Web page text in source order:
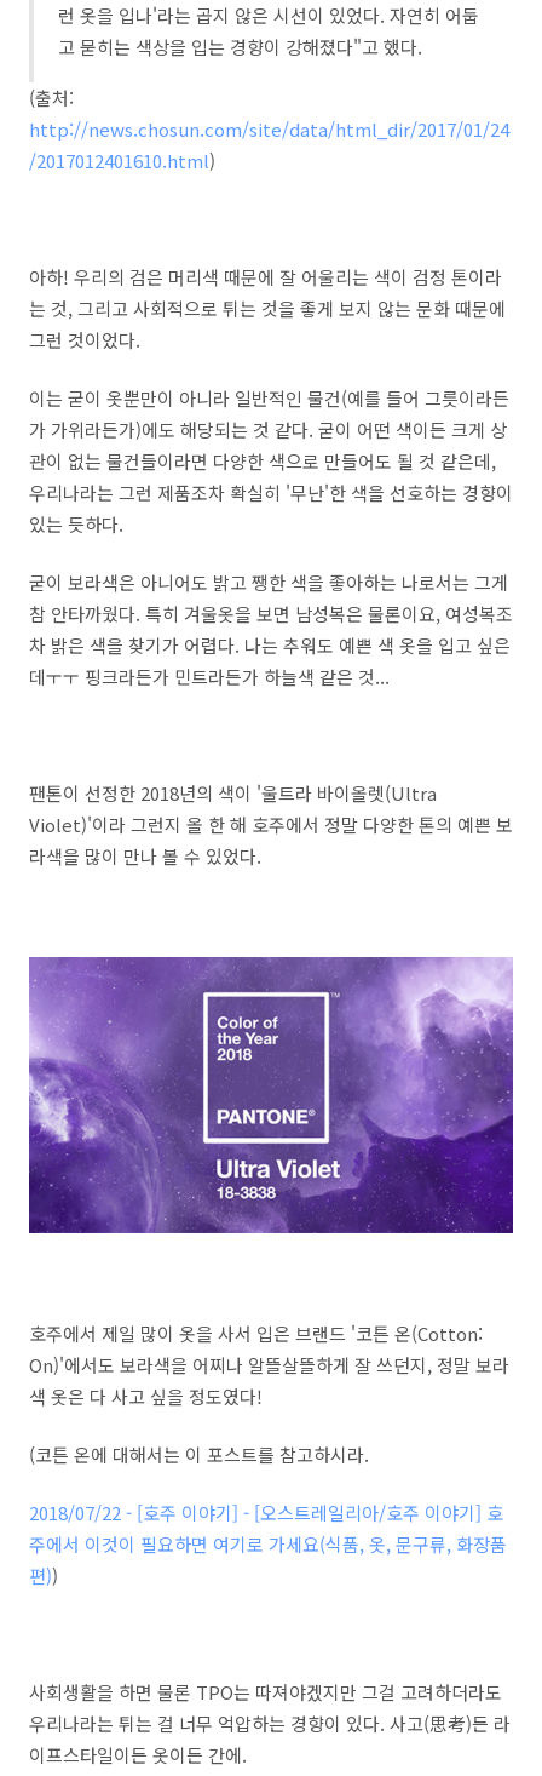
런 옷을 입나'라는 곱지 않은 시선이 있었다. 자연히 어둡
고 묻히는 색상을 입는 경향이 강해졌다"고 했다.
(출처:
http://news.chosun.com/site/data/html_dir/2017/01/24
/2017012401610.html)
아하! 우리의 검은 머리색 때문에 잘 어울리는 색이 검정 톤이라
는 것, 그리고 사회적으로 튀는 것을 좋게 보지 않는 문화 때문에
그런 것이었다.
이는 굳이 옷뿐만이 아니라 일반적인 물건(예를 들어 그릇이라든
가 가위라든가)에도 해당되는 것 같다. 굳이 어떤 색이든 크게 상
관이 없는 물건들이라면 다양한 색으로 만들어도 될 것 같은데,
우리나라는 그런 제품조차 확실히 '무난'한 색을 선호하는 경향이
있는 듯하다.
굳이 보라색은 아니어도 밝고 쨍한 색을 좋아하는 나로서는 그게
참 안타까웠다. 특히 겨울옷을 보면 남성복은 물론이요, 여성복조
차 밝은 색을 찾기가 어렵다. 나는 추워도 예쁜 색 옷을 입고 싶은
데ㅜㅜ 핑크라든가 민트라든가 하늘색 같은 것...
팬톤이 선정한 2018년의 색이 '울트라 바이올렛(Ultra
Violet)'이라 그런지 올 한 해 호주에서 정말 다양한 톤의 예쁜 보
라색을 많이 만나 볼 수 있었다.
호주에서 제일 많이 옷을 사서 입은 브랜드 '코튼 온(Cotton:
On)'에서도 보라색을 어찌나 알뜰살뜰하게 잘 쓰던지, 정말 보라
색 옷은 다 사고 싶을 정도였다!
(코튼 온에 대해서는 이 포스트를 참고하시라.
2018/07/22 - [호주 이야기] - [오스트레일리아/호주 이야기] 호
주에서 이것이 필요하면 여기로 가세요(식품, 옷, 문구류, 화장품
편))
사회생활을 하면 물론 TPO는 따져야겠지만 그걸 고려하더라도
우리나라는 튀는 걸 너무 억압하는 경향이 있다. 사고(思考)든 라
이프스타일이든 옷이든 간에.